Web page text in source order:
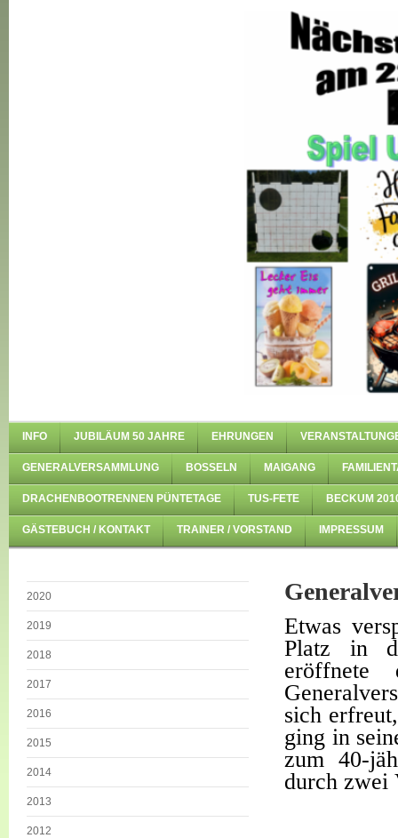
INFO JUBILÄUM 50 JAHRE EHRUNGEN
GENERALVERSAMMLUNG BOSSELN MAIGANG
DRACHENBOOTRENNEN PÜNTETAGE TUS-FETE BECKUM
GÄSTEBUCH / KONTAKT TRAINER / VORSTAND IMPRESSUM
2020
2019
2018
2017
2016
2015
2014
2013
2012
Etwas
Platz in
sich
ging in
zum 40-
durch zwei